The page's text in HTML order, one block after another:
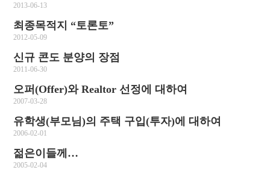
2013-06-13
최종목적지 “토론토”
2012-05-09
신규 콘도 분양의 장점
2011-06-30
오퍼(Offer)와 Realtor 선정에 대하여
2007-03-28
유학생(부모님)의 주택 구입(투자)에 대하여
2006-02-01
젊은이들께…
2005-02-04